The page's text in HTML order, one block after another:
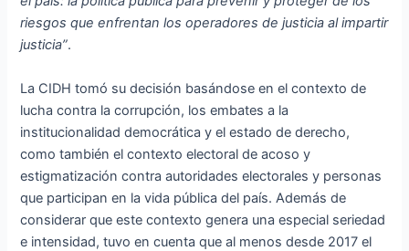
riesgos que enfrentan los operadores de justicia al impartir
justicia”.
La CIDH tomó su decisión basándose en el contexto de
lucha contra la corrupción, los embates a la
institucionalidad democrática y el estado de derecho,
como también el contexto electoral de acoso y
estigmatización contra autoridades electorales y personas
que participan en la vida pública del país. Además de
considerar que este contexto genera una especial seriedad
e intensidad, tuvo en cuenta que al menos desde 2017 el